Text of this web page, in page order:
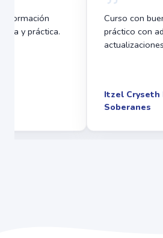
Información actualizada.
Experiencia de los ponentes.
Casos clínicos apropiados para
Germán Aguilar Hernández